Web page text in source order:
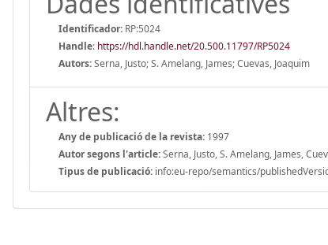
Identificador: RP:5024
Handle: https://hdl.handle.net/20.500.11797/RP5024
Autors:Serna, Justo; S. Amelang, James; Cuevas, Joaquim
Altres:
Any de publicació de la revista: 1997
Autor segons l'article:Serna, Justo, S. Amelang, James,
Tipus de publicació: info:eu-repo/semantics/